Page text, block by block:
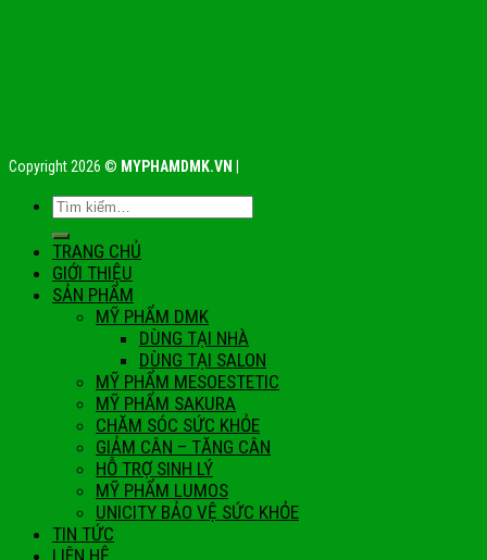
Copyright 2026 © MYPHAMDMK.VN
TRANG CHỦ
GIỚI THIỆU
SẢN PHẨM
MỸ PHẨM DMK
DÙNG TẠI NHÀ
DÙNG TẠI SALON
MỸ PHẨM MESOESTETIC
MỸ PHẨM SAKURA
CHĂM SÓC SỨC KHỎE
GIẢM CÂN – TĂNG CÂN
HỖ TRỢ SINH LÝ
MỸ PHẨM LUMOS
UNICITY BẢO VỆ SỨC KHỎE
TIN TỨC
LIÊN HỆ